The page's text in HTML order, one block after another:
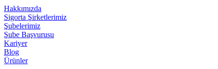
Hakkımızda
Sigorta Şirketlerimiz
Şubelerimiz
Şube Başvurusu
Kariyer
Blog
Ürünler